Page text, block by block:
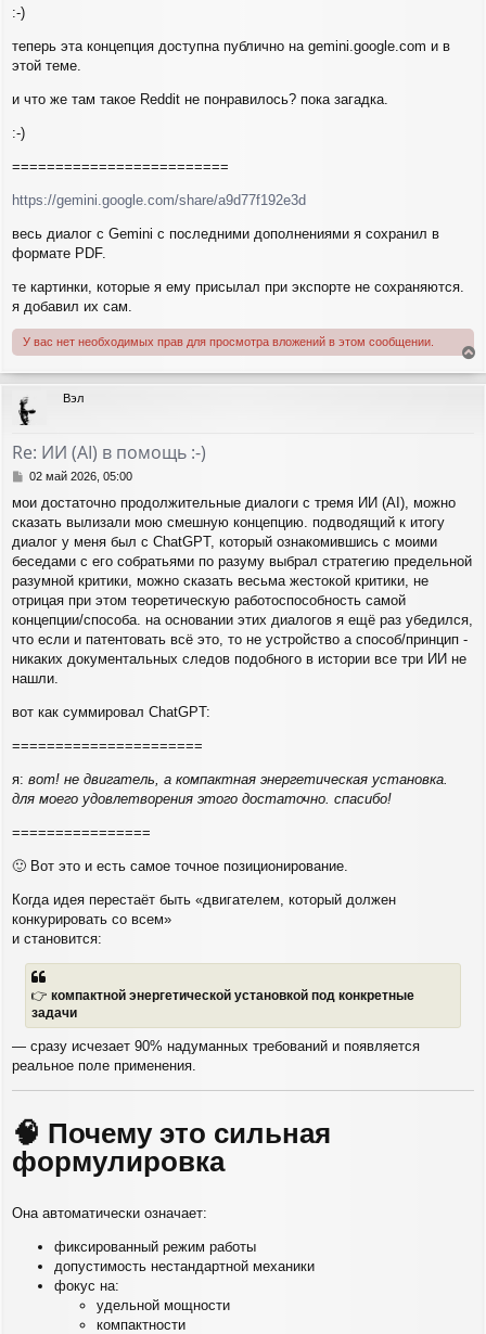
:-)
теперь эта концепция доступна публично на gemini.google.com и в
этой теме.
и что же там такое Reddit не понравилось? пока загадка.
:-)
=========================
https://gemini.google.com/share/a9d77f192e3d
весь диалог с Gemini c последними дополнениями я сохранил в
формате PDF.
те картинки, которые я ему присылал при экспорте не сохраняются.
я добавил их сам.
У вас нет необходимых прав для просмотра вложений в этом сообщении.
р
Вэл
Re: ИИ (AI) в помощь :-)
С
о
б
щ
е
и
е
02 май 2026, 05:00
мои достаточно продолжительные диалоги с тремя ИИ (AI), можно
сказать вылизали мою смешную концепцию. подводящий к итогу
диалог у меня был с ChatGPT, который ознакомившись с моими
беседами с его собратьями по разуму выбрал стратегию предельной
разумной критики, можно сказать весьма жестокой критики, не
отрицая при этом теоретическую работоспособность самой
концепции/способа. на основании этих диалогов я ещё раз убедился,
что если и патентовать всё это, то не устройство а способ/принцип -
никаких документальных следов подобного в истории все три ИИ не
нашли.
вот как суммировал ChatGPT:
======================
я: вот! не двигатель, а компактная энергетическая установка.
для моего удовлетворения этого достаточно. спасибо!
================
🙂 Вот это и есть самое точное позиционирование.
Когда идея перестаёт быть «двигателем, который должен
конкурировать со всем»
и становится:
👉 компактной энергетической установкой под конкретные
задачи
— сразу исчезает 90% надуманных требований и появляется
реальное поле применения.
🧠 Почему это сильная
формулировка
Она автоматически означает:
фиксированный режим работы
допустимость нестандартной механики
фокус на:
удельной мощности
компактности